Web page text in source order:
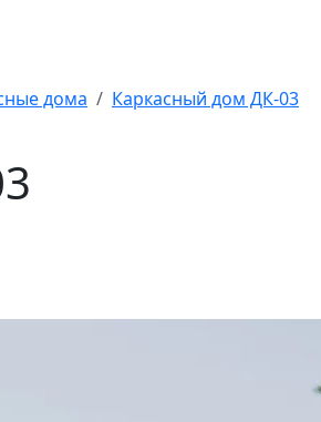
дома Каркасный дом ДК-03